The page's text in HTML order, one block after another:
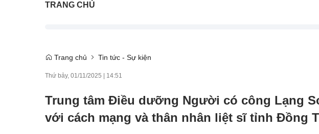
TRANG CHỦ
Trang chủ Tin tức - Sự kiện
Thứ bảy, 01/11/2025 | 14:51
Trung tâm Điều dưỡng Người có công Lạng
với cách mạng và thân nhân liệt sĩ tỉnh Đồng